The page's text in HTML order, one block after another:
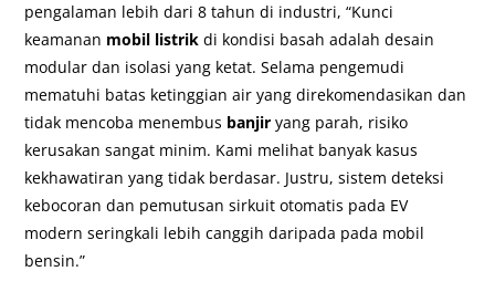
pengalaman lebih dari 8 tahun di industri, “Kunci
keamanan mobil listrik di kondisi basah adalah desain
modular dan isolasi yang ketat. Selama pengemudi
mematuhi batas ketinggian air yang direkomendasikan dan
tidak mencoba menembus banjir yang parah, risiko
kerusakan sangat minim. Kami melihat banyak kasus
kekhawatiran yang tidak berdasar. Justru, sistem deteksi
kebocoran dan pemutusan sirkuit otomatis pada EV
modern seringkali lebih canggih daripada pada mobil
bensin.”